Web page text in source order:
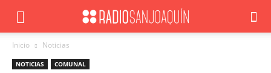
Inicio Noticias
NOTICIAS COMUNAL